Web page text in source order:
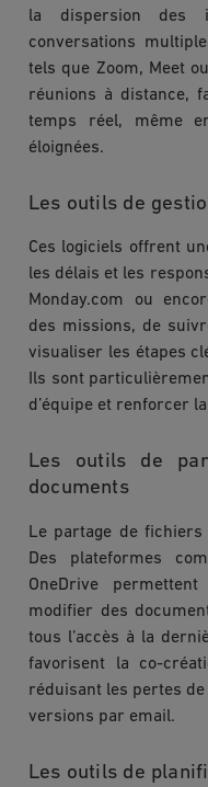
la dispersion des
conversations
tels que Zoom, Meet
réunions à distance,
temps réel, même
éloignées.
Les outils de
Ces logiciels offrent
les délais et les
Monday.com ou
des missions, de
visualiser les étapes
Ils sont
d’équipe et renforcer
Les outils de
documents
Le partage de
Des plateformes
OneDrive
modifier des
tous l’accès à la
favorisent la co-
réduisant les pertes
versions par email.
Les outils de